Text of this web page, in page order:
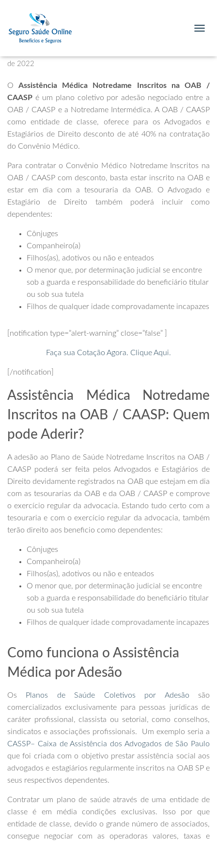
E
A
V
A
O
N
Assistência Médica Notredame
Inscritos na OAB / CAASP – OAB
de 2022
OAssistência Médica Notredame Inscritos na OAB /
CAASP é um plano coletivo por adesão negociado entre a
OAB / CAASP e a Notredame Intermédica. A OAB / CAASP
como entidade de classe, oferece para os Advogados e
Estagiários de Direito desconto de até 40% na contratação
do Convênio Médico.
Para contratar o Convênio Médico Notredame Inscritos na
OAB / CAASP com desconto, basta estar inscrito na OAB e
estar em dia com a tesouraria da OAB. O Advogado e
Estagiário de Direito também poderá incluir como
dependentes:
Cônjuges
Companheiro(a)
Filhos(as), adotivos ou não e enteados
O menor que, por determinação judicial se encontre
sob a guarda e responsabilidade do beneficiário titular
ou sob sua tutela
Filhos de qualquer idade comprovadamente incapazes
[notification type=”alert-warning” close=”false” ]
Faça sua Cotação Agora. Clique Aqui.
[/notification]
Assistência Médica Notredame
Inscritos na OAB / CAASP: Quem
pode Aderir?
A adesão ao Plano de Saúde Notredame Inscritos na OAB /
CAASP poderá ser feita pelos Advogados e Estagiários de
Direito devidamente registrados na OAB que estejam em dia
com as tesourarias da OAB e da OAB / CAASP e comprove
o exercício regular da advocacia. Estando tudo certo com a
tesouraria e com o exercício regular da advocacia, também
terão direito aos beneficio como dependentes:
Cônjuges
Companheiro(a)
Filhos(as), adotivos ou não e enteados
O menor que, por determinação judicial se encontre
sob a guarda e responsabilidade do beneficiário titular
ou sob sua tutela
Filhos de qualquer idade comprovadamente incapazes
Como funciona o Assistência
Médica por Adesão
Os Planos de Saúde Coletivos por Adesão são
comercializados exclusivamente para pessoas jurídicas de
caráter profissional, classista ou setorial, como conselhos,
sindicatos e associações profissionais. Um exemplo seria a
CASSP– Caixa de Assistência dos Advogados de São Paulo
que foi criada com o objetivo prestar assistência social aos
advogados e estagiários regularmente inscritos na OAB SP e
seus respectivos dependentes.
Contratar um plano de saúde através de uma entidade de
classe é em média condições exclusivas. Isso por que
entidade de classe, devido o grande número de associados,
consegue negociar com as operadoras valores, taxas e